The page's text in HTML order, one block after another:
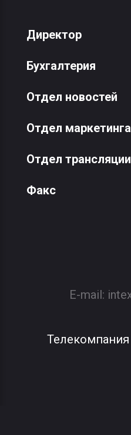
Директор
Бухгалтерия
Отдел новостей
Отдел маркетинга
Отдел трансляции
Факс(8-
E-mail: